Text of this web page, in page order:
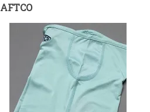
AFTCO